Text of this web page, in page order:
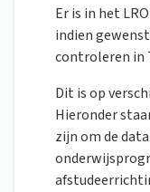
Er is in het
indien
controleren in
Dit is op
Hieronder
zijn om de